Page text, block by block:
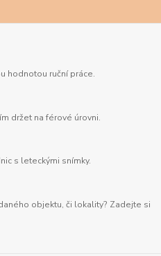
hodnotou ruční práce.
držet na férové úrovni.
s leteckými snímky.
objektu, či lokality? Zadejte si